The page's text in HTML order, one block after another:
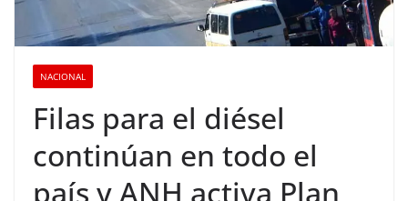
NACIONAL
Filas para el diésel
continúan en todo el
país y ANH activa Plan